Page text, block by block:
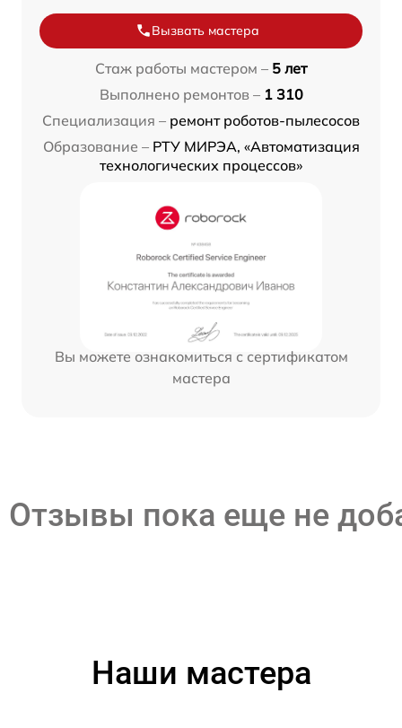
Вызвать мастера
Стаж работы мастером – 5 лет
Выполнено ремонтов – 1 310
Специализация – ремонт роботов-пылесосов
Образование – РТУ МИРЭА, «Автоматизация
технологических процессов»
Вы можете ознакомиться с сертификатом
мастера
Отзывы пока еще не
Наши мастера